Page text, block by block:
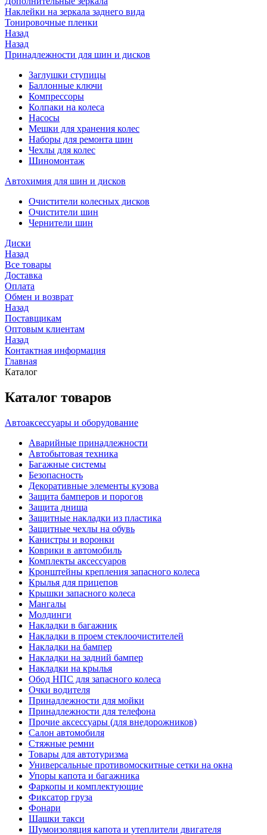
Наклейки на зеркала заднего вида
Тонировочные пленки
Назад
Назад
Принадлежности для шин и дисков
Заглушки ступицы
Баллонные ключи
Компрессоры
Колпаки на колеса
Насосы
Мешки для хранения колес
Наборы для ремонта шин
Чехлы для колес
Шиномонтаж
Автохимия для шин и дисков
Очистители колесных дисков
Очистители шин
Чернители шин
Диски
Назад
Все товары
Доставка
Оплата
Обмен и возврат
Назад
Поставщикам
Оптовым клиентам
Назад
Контактная информация
Главная
Каталог
Каталог товаров
Автоаксессуары и оборудование
Аварийные принадлежности
Автобытовая техника
Багажные системы
Безопасность
Декоративные элементы кузова
Защита бамперов и порогов
Защита днища
Защитные накладки из пластика
Защитные чехлы на обувь
Канистры и воронки
Коврики в автомобиль
Комплекты аксессуаров
Кронштейны крепления запасного колеса
Крылья для прицепов
Крышки запасного колеса
Мангалы
Молдинги
Накладки в багажник
Накладки в проем стеклоочистителей
Накладки на бампер
Накладки на задний бампер
Накладки на крылья
Обод НПС для запасного колеса
Очки водителя
Принадлежности для мойки
Принадлежности для телефона
Прочие аксессуары (для внедорожников)
Салон автомобиля
Стяжные ремни
Товары для автотуризма
Универсальные противомоскитные сетки на окна
Упоры капота и багажника
Фаркопы и комплектующие
Фиксатор груза
Фонари
Шашки такси
Шумоизоляция капота и утеплители двигателя